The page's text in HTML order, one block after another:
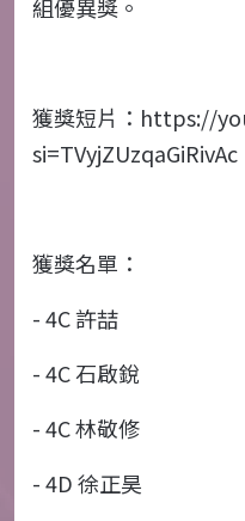
組優異獎。
獲獎短片： https://
si=TVyjZUzqaGiRivAc
獲獎名單：
- 4C許喆
- 4C石啟銳
- 4C林敬修
- 4D徐正昊